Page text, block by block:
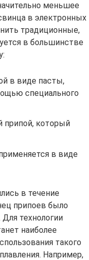
меньшее
в электронных
традиционные,
в большинстве
в виде пасты,
специального
припой, который
в виде
в течение
припоев было
технологии
наиболее
такого
Например,